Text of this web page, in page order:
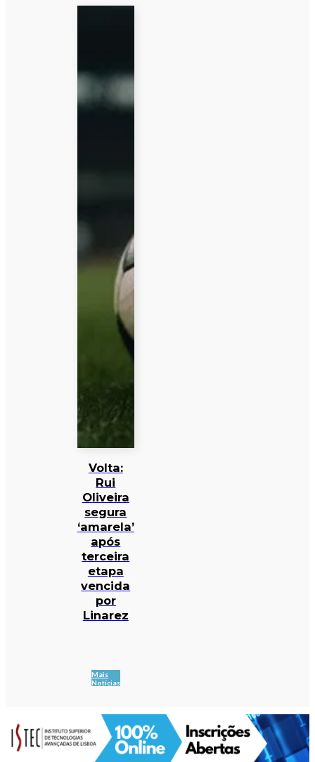
Volta:
Rui
Oliveira
segura
‘amarela’
após
terceira
etapa
vencida
por
Linarez
Mais
Notícias